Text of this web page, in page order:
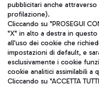
Aeroporti di Roma S.p.A. -
coordinamento di Mundys
pubblicitari anche
profilazione).
Cliccando su "PROSEGUI
"X" in alto a destra in
all'uso dei cookie che
impostazioni di default, e
esclusivamente i cookie
cookie analitici assimilabili a
Cliccando su "ACCETTA